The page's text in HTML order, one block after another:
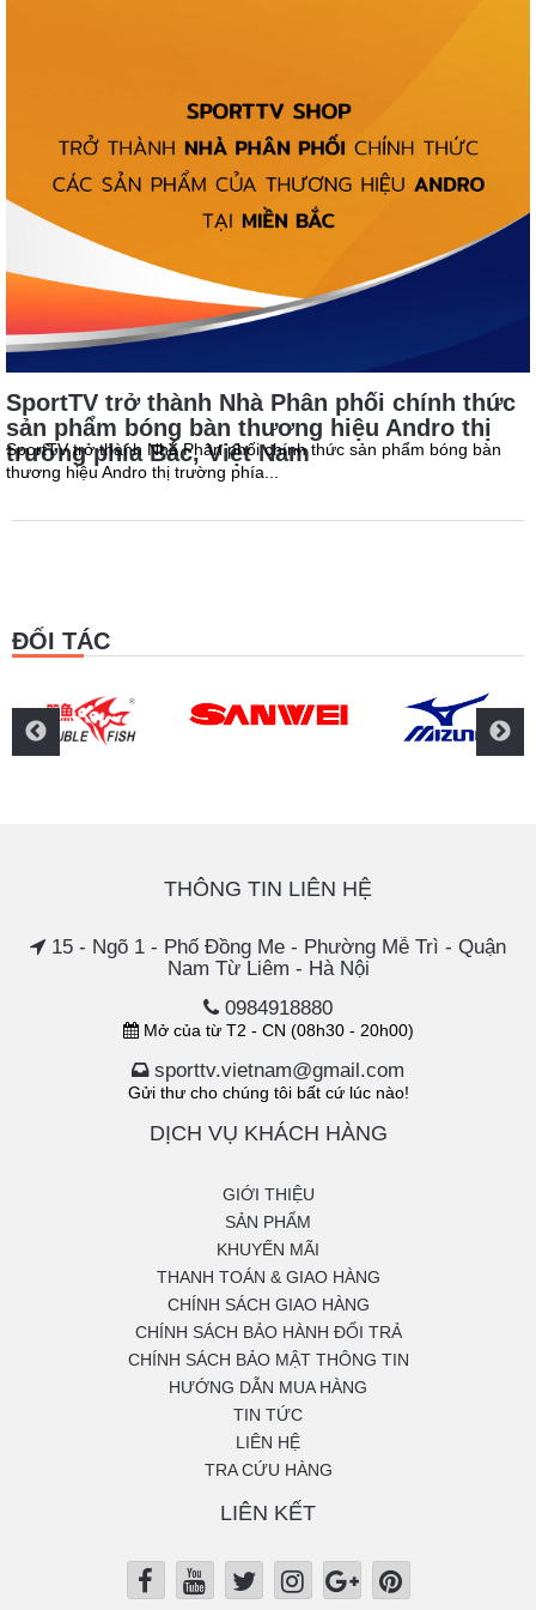
CỨU
HÀNG
SportTV trở thành Nhà Phân phối chính thức
sản phẩm bóng bàn thương hiệu Andro thị
trường phía Bắc, Việt Nam
SportTV trở thành Nhà Phân phối chính thức sản phẩm bóng bàn
thương hiệu Andro thị trường phía...
ĐỐI TÁC
THÔNG TIN LIÊN HỆ
15 - Ngõ 1 - Phố Đồng Me - Phường Mễ Trì - Quận
Nam Từ Liêm - Hà Nội
0984918880
Mở của từ T2 - CN (08h30 - 20h00)
sporttv.vietnam@gmail.com
Gửi thư cho chúng tôi bất cứ lúc nào!
DỊCH VỤ KHÁCH HÀNG
GIỚI THIỆU
SẢN PHẨM
KHUYẾN MÃI
THANH TOÁN & GIAO HÀNG
CHÍNH SÁCH GIAO HÀNG
CHÍNH SÁCH BẢO HÀNH ĐỔI TRẢ
CHÍNH SÁCH BẢO MẬT THÔNG TIN
HƯỚNG DẪN MUA HÀNG
TIN TỨC
LIÊN HỆ
TRA CỨU HÀNG
LIÊN KẾT